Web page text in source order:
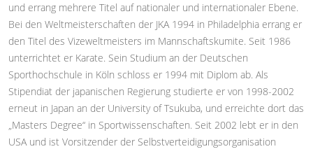
und errang mehrere Titel auf nationaler und internationaler Ebene.
Bei den Weltmeisterschaften der JKA 1994 in Philadelphia errang er
den Titel des Vizeweltmeisters im Mannschaftskumite. Seit 1986
unterrichtet er Karate. Sein Studium an der Deutschen
Sporthochschule in Köln schloss er 1994 mit Diplom ab. Als
Stipendiat der japanischen Regierung studierte er von 1998-2002
erneut in Japan an der University of Tsukuba, und erreichte dort das
„Masters Degree“ in Sportwissenschaften. Seit 2002 lebt er in den
USA und ist Vorsitzender der Selbstverteidigungsorganisation